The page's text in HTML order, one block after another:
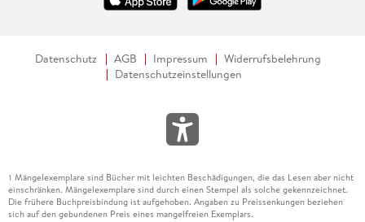
Datenschutz AGB Impressum
Widerrufsbelehrung
Datenschutzeinstellungen
1 Mängelexemplare sind Bücher mit leichten Beschädigungen, die das Lesen aber nicht
einschränken. Mängelexemplare sind durch einen Stempel als solche gekennzeichnet.
Die frühere Buchpreisbindung ist aufgehoben. Angaben zu Preissenkungen beziehen
sich auf den gebundenen Preis eines mangelfreien Exemplars.